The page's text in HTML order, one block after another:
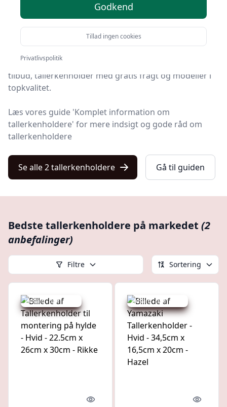
Velkommen til Kulturnet! Vi har gjort arbejdet for dig
og udvalgt 2 af de bedste tallerkenholdere på
Blandt de 2 udvalgte produkter finder du både skarpe
tilbud, tallerkenholder med gratis fragt og modeller i
topkvalitet.
Læs vores guide 'Komplet information om
tallerkenholdere' for mere indsigt og gode råd om
tallerkenholdere
Se alle 2 tallerkenholdere Gå til guiden
Bedste tallerkenholdere på markedet (2
anbefalinger)
Filtre Sortering
Udsalg - spar 27 %
Quick look
Udsalg - spar 17 %
Quick
Godkend
Tillad ingen cookies
Privatlivspolitik